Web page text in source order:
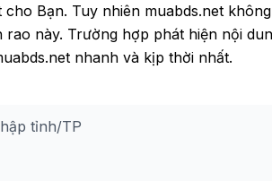
Bạn. Tuy nhiên muabds.net
này. Trường hợp phát hiện nội
nhanh và kịp thời nhất.
tỉnh/TP